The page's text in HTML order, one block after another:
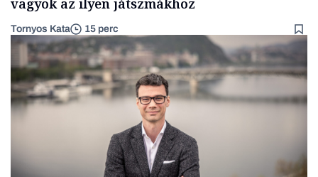
vagyok az ilyen játszmákhoz
Tornyos Kata 15 perc